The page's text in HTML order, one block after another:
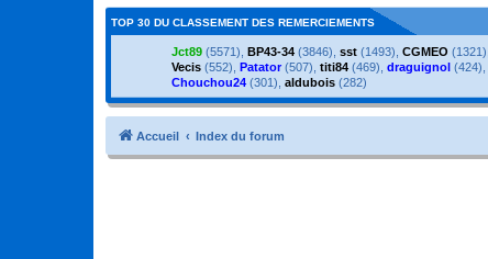
TOP 30 DU CLASSEMENT DES REMERCIEMENTS
Jct89 (5571), BP43-34 (3846), sst (1493), CGMEO (1321),
Vecis (552), Patator (507), titi84 (469), draguignol (424),
Chouchou24 (301), aldubois (282)
Accueil Index du forum